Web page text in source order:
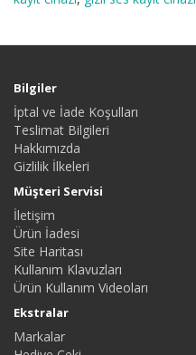
Bilgiler
İptal ve İade Koşulları
Teslimat Bilgileri
Hakkımızda
Gizlilik İlkeleri
Müşteri Servisi
İletişim
Ürün İadesi
Site Haritası
Kullanım Klavuzları
Ürün Kullanım Videoları
Ekstralar
Markalar